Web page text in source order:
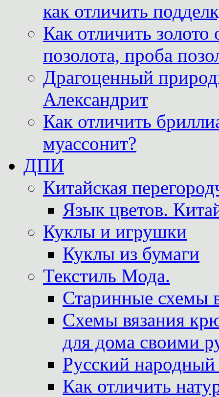
как отличить
Как отличить
позолота, проба
Драгоценный
Александрит
Как отличить
муассонит?
ДПИ
Китайская
Язык цветов.
Куклы и игрушки
Куклы из бумаги
Текстиль Мода.
Старинные схемы
Схемы вязания
для дома своими
Русский
Как отличить